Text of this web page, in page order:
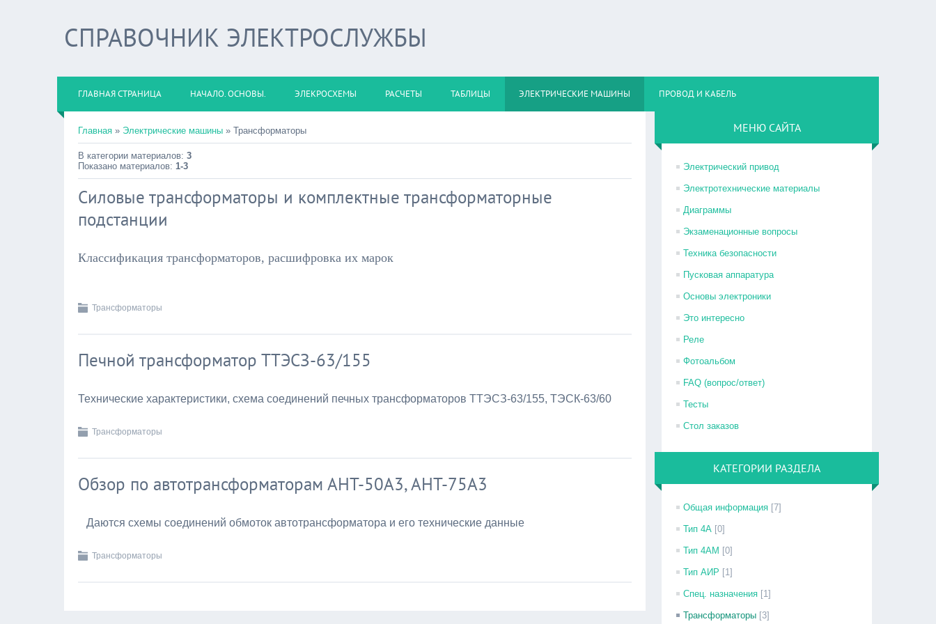
СПРАВОЧНИК ЭЛЕКТРОСЛУЖБЫ
ГЛАВНАЯ СТРАНИЦА НАЧАЛО. ОСНОВЫ. ЭЛЕКРОСХЕМЫ РАСЧЕТЫ ТАБЛИЦЫ ЭЛЕКТРИЧЕСКИЕ МАШИНЫ ПРОВОД И КАБЕЛЬ
Главная » Электрические машины » Трансформаторы
В категории материалов: 3
Показано материалов: 1-3
Силовые трансформаторы и комплектные трансформаторные
подстанции
Классификация трансформаторов, расшифровка их марок
Трансформаторы
Печной трансформатор ТТЭСЗ-63/155
Технические характеристики, схема соединений печных трансформаторов ТТЭСЗ-63/155, ТЭСК-63/60
Трансформаторы
Обзор по автотрансформаторам АНТ-50А3, АНТ-75А3
Даются схемы соединений обмоток автотрансформатора и его технические данные
Трансформаторы
МЕНЮ САЙТА
Электрический привод
Электротехнические материалы
Диаграммы
Экзаменационные вопросы
Техника безопасности
Пусковая аппаратура
Основы электроники
Это интересно
Реле
Фотоальбом
FAQ (вопрос/ответ)
Тесты
Стол заказов
КАТЕГОРИИ РАЗДЕЛА
Общая информация [7]
Тип 4А [0]
Тип 4АМ [0]
Тип АИР [1]
Спец. назначения [1]
Трансформаторы [3]